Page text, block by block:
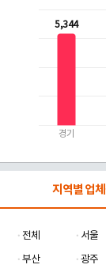
5,344
경기
지역별 업체
전체 서울
부산
광주